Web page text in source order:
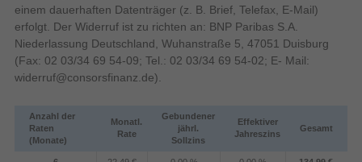
Kürzeste Verschlusszeit 1/2000 s
Längste Verschlusszeit 4 s
Blitz
Blitzreichweite (Weitwinkel)
Blitz-Modi
Auto, Blitz Aus, Flash an, Rote-Augen-
Reduzierung, Langsame Synchronisation
einem dauerhaften Datenträger (z. B. Brief, Telefax, E-Mail)
erfolgt. Der Widerruf ist zu richten an: BNP Paribas S.A.
Niederlassung Deutschland, Wuhanstraße 5, 47051 Duisburg
(Fax: 02 03/34 69 54-09; Tel.: 02 03/34 69 54-02; E- Mail:
widerruf@consorsfinanz.de).
Anzahl der
Raten
(Monate)
Monatl.
Rate
Gebundener
jährl.
Sollzins
Effektiver
Jahreszins
Gesamt